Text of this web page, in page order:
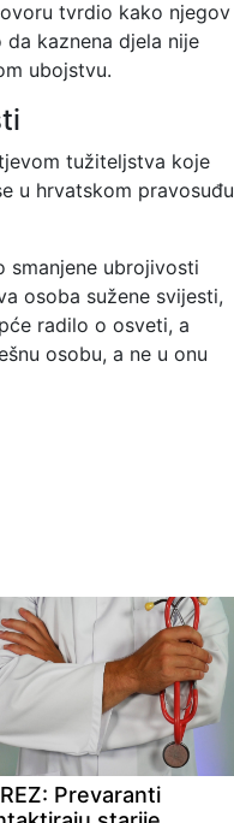
tvrdio kako njegov
kaznena djela nije
ubojstvu.
tužiteljstva koje
u hrvatskom pravosuđu
smanjene ubrojivosti
osoba sužene svijesti,
radilo o osveti, a
osobu, a ne u onu
Prevaranti